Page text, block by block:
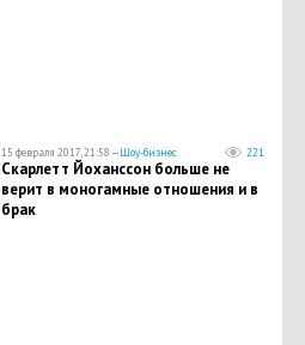
15 февраля 2017, 21:58 —Шоу-бизнес 221
Скарлетт Йоханссон больше не
верит в моногамные отношения и в
брак